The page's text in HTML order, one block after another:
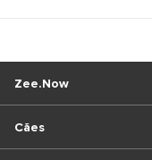
Cães
Zee.Now